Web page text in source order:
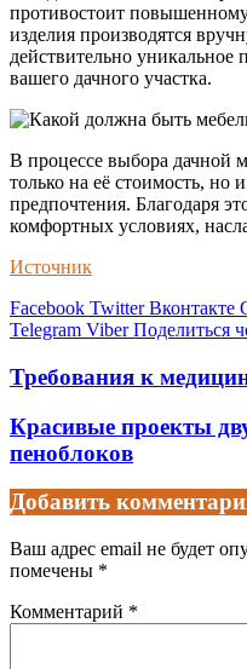
противостоит
изделия производятся
действительно уникальное
вашего дачного участка.
В процессе выбора дачной
только на её стоимость,
предпочтения. Благодаря
комфортных условиях,
Источник
Facebook Twitter Вконтакте
Telegram Viber Поделиться
Требования к
Красивые проекты
пеноблоков
Добавить
Ваш адрес email не будет
помечены *
Комментарий *